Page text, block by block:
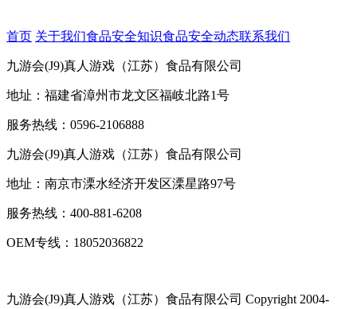
首页 关于我们食品安全知识食品安全动态联系我们
九游会(J9)真人游戏（江苏）食品有限公司
地址：福建省漳州市龙文区福岐北路1号
服务热线：0596-2106888
九游会(J9)真人游戏（江苏）食品有限公司
地址：南京市溧水经济开发区溧星路97号
服务热线：400-881-6208
OEM专线：18052036822
九游会(J9)真人游戏（江苏）食品有限公司 Copyright 2004-